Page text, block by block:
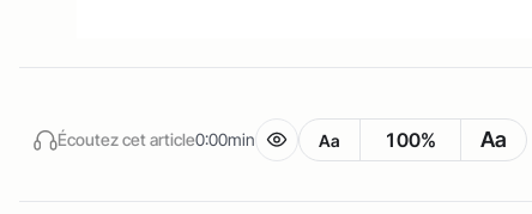
Écoutez cet article0:00min Aa 100% Aa